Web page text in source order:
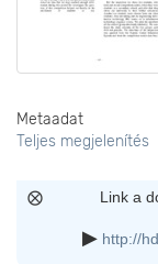
Metaadat
Teljes megjelenítés
Link a
http://